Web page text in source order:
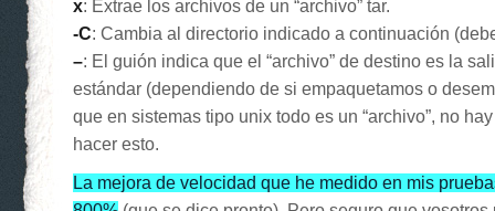
x: Extrae los archivos de un “archivo” tar.
-C: Cambia al directorio indicado a continuación
–: El guión indica que el “archivo” de destino es la
estándar (dependiendo de si empaquetamos o
que en sistemas tipo unix todo es un “archivo”, no
hacer esto.
La mejora de velocidad que he medido en mis